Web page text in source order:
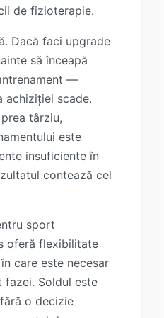
de fizioterapie.
Dacă faci upgrade
să înceapă
—
achiziției scade.
târziu,
este
insuficiente în
contează cel
sport
oferă flexibilitate
care este necesar
Soldul este
o decizie